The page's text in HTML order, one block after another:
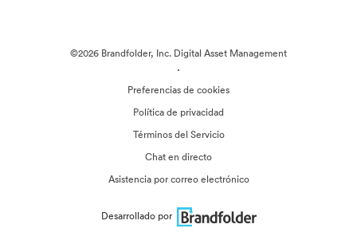
©2026 Brandfolder, Inc. Digital Asset Management
·
Preferencias de cookies
Política de privacidad
Términos del Servicio
Chat en directo
Asistencia por correo electrónico
Desarrollado por